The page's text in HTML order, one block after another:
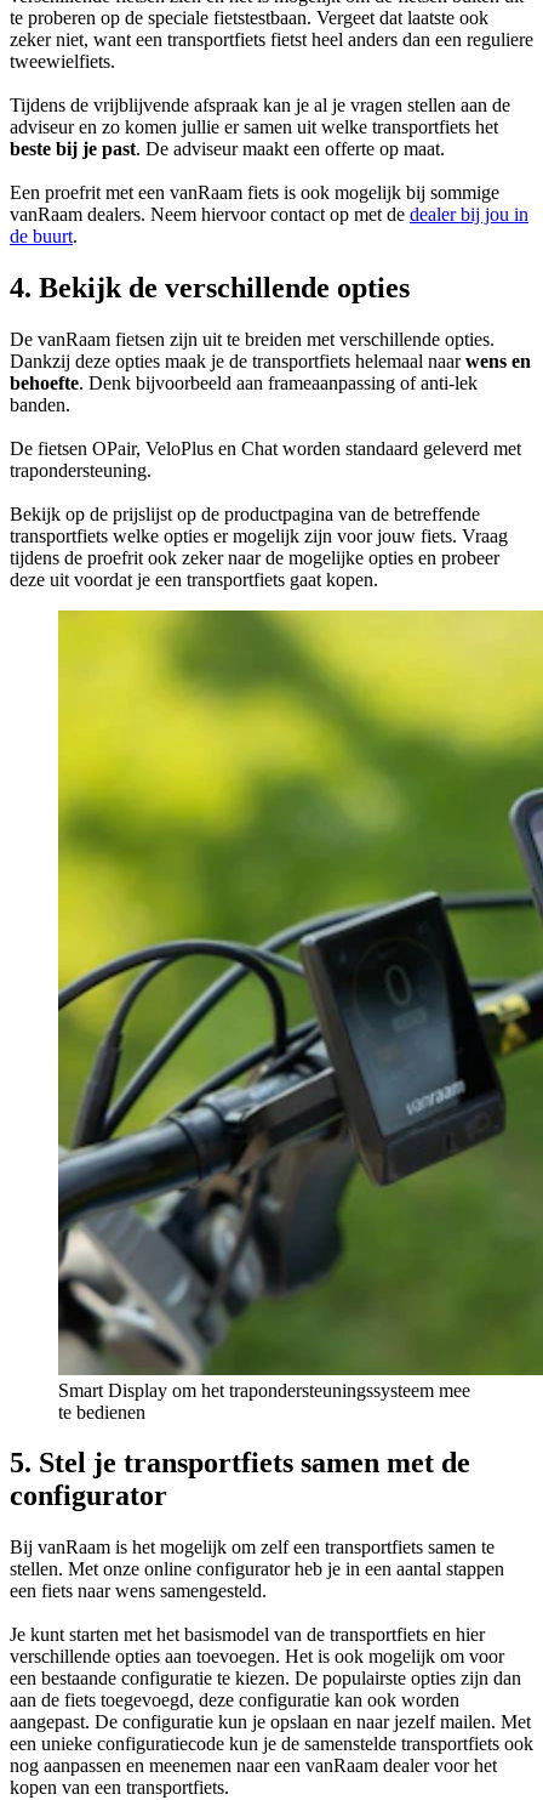
te proberen op de speciale fietstestbaan. Vergeet dat laatste ook
zeker niet, want een transportfiets fietst heel anders dan een reguliere
tweewielfiets.
Tijdens de vrijblijvende afspraak kan je al je vragen stellen aan de
adviseur en zo komen jullie er samen uit welke transportfiets het
beste bij je past. De adviseur maakt een offerte op maat.
Een proefrit met een vanRaam fiets is ook mogelijk bij sommige
vanRaam dealers. Neem hiervoor contact op met de dealer bij jou in
de buurt.
4. Bekijk de verschillende opties
De vanRaam fietsen zijn uit te breiden met verschillende opties.
Dankzij deze opties maak je de transportfiets helemaal naarwens en
behoefte. Denk bijvoorbeeld aan frameaanpassing of anti-lek
banden.
De fietsen OPair, VeloPlus en Chat worden standaard geleverd met
trapondersteuning.
Bekijk op de prijslijst op de productpagina van de betreffende
transportfiets welke opties er mogelijk zijn voor jouw fiets. Vraag
tijdens de proefrit ook zeker naar de mogelijke opties en probeer
deze uit voordat je een transportfiets gaat kopen.
Smart Display om het trapondersteuningssysteem mee
te bedienen
5. Stel je transportfiets samen met de
configurator
Bij vanRaam is het mogelijk om zelf een transportfiets samen te
stellen. Met onze online configurator heb je in een aantal stappen
een fiets naar wens samengesteld.
Je kunt starten met het basismodel van de transportfiets en hier
verschillende opties aan toevoegen. Het is ook mogelijk om voor
een bestaande configuratie te kiezen. De populairste opties zijn dan
aan de fiets toegevoegd, deze configuratie kan ook worden
aangepast. De configuratie kun je opslaan en naar jezelf mailen. Met
een unieke configuratiecode kun je de samenstelde transportfiets ook
nog aanpassen en meenemen naar een vanRaam dealer voor het
kopen van een transportfiets.